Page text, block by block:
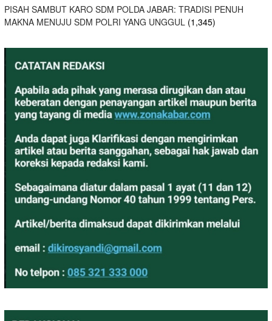
PISAH SAMBUT KARO SDM POLDA JABAR: TRADISI PENUH
MAKNA MENUJU SDM POLRI YANG UNGGUL (1,345)